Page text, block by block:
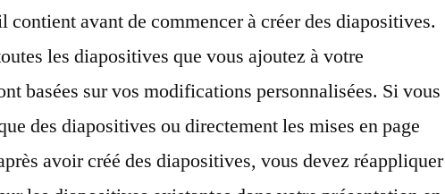
contient avant de commencer à créer des diapositives.
les diapositives que vous ajoutez à votre
basées sur vos modifications personnalisées. Si vous
des diapositives ou directement les mises en page
avoir créé des diapositives, vous devez réappliquer